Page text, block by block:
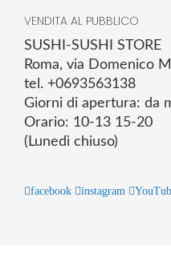
VENDITA AL PUBBLICO
SUSHI-SUSHI STORE
Roma, via Domenico
tel. +0693563138
Giorni di apertura: da
Orario: 10-13 15-20
(Lunedì chiuso)
facebook instagram